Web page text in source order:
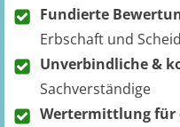
Fundierte
Erbschaft und
Unverbindliche &
Sachverständige
Wertermittlung für